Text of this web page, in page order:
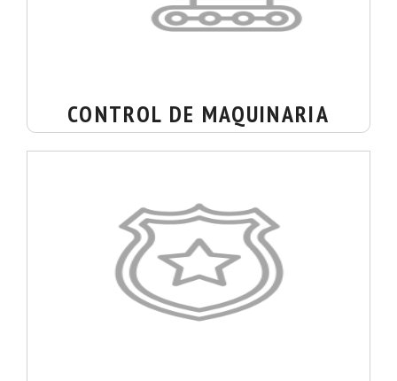
CONTROL DE MAQUINARIA